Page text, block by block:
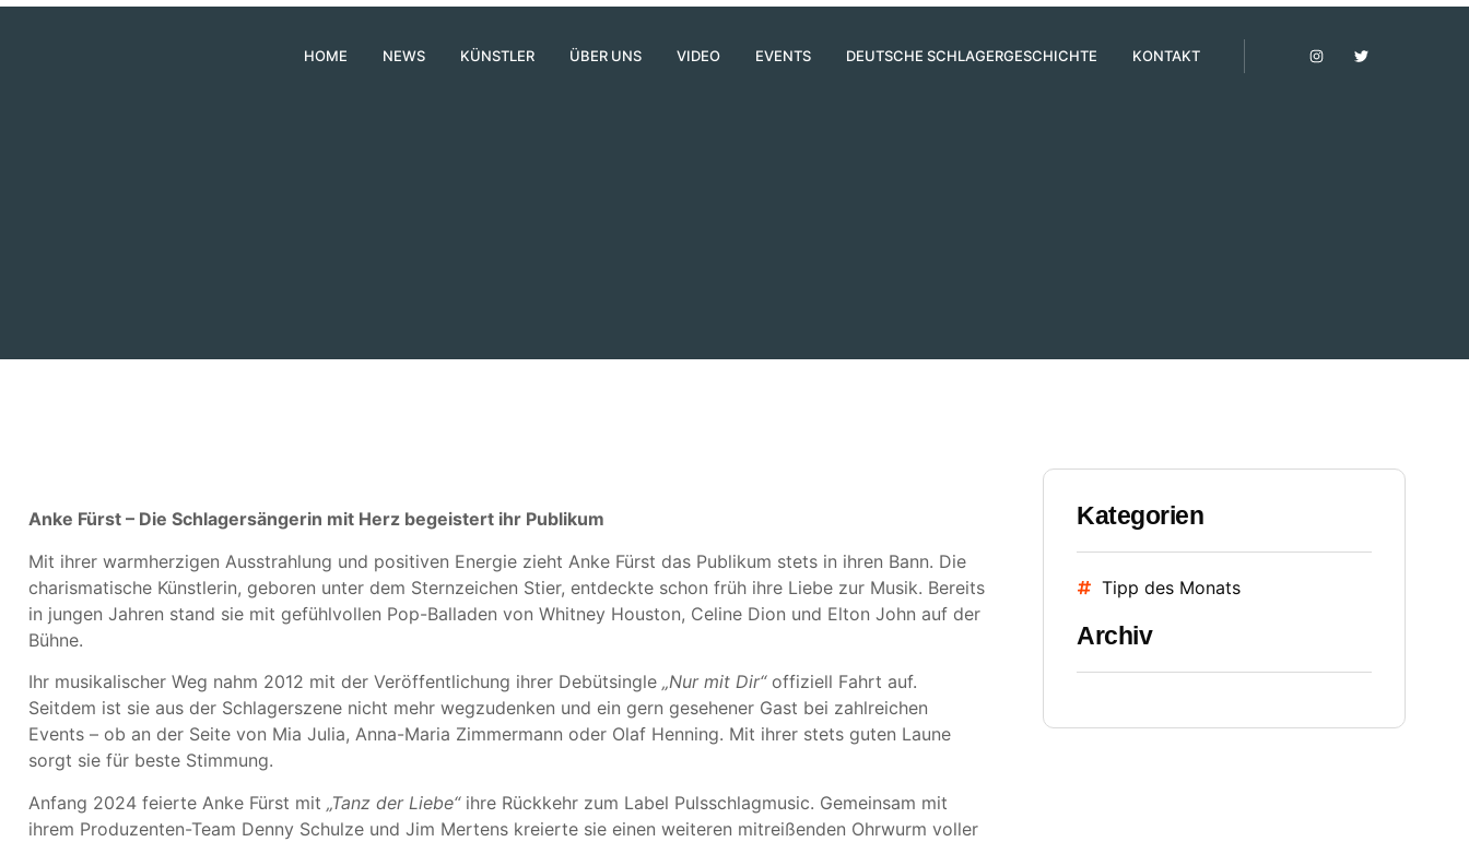
HOME NEWS KÜNSTLER ÜBER UNS VIDEO EVENTS DEUTSCHE SCHLAGERGESCHICHTE KONTAKT
Anke Fürst – Die Schlagersängerin mit Herz begeistert ihr Publikum
Mit ihrer warmherzigen Ausstrahlung und positiven Energie zieht Anke Fürst das Publikum stets in ihren Bann. Die
charismatische Künstlerin, geboren unter dem Sternzeichen Stier, entdeckte schon früh ihre Liebe zur Musik. Bereits
in jungen Jahren stand sie mit gefühlvollen Pop-Balladen von Whitney Houston, Celine Dion und Elton John auf der
Bühne.
Ihr musikalischer Weg nahm 2012 mit der Veröffentlichung ihrer Debütsingle „Nur mit Dir“offiziell Fahrt auf.
Seitdem ist sie aus der Schlagerszene nicht mehr wegzudenken und ein gern gesehener Gast bei zahlreichen
Events – ob an der Seite von Mia Julia, Anna-Maria Zimmermann oder Olaf Henning. Mit ihrer stets guten Laune
sorgt sie für beste Stimmung.
Anfang 2024 feierte Anke Fürst mit „Tanz der Liebe“ihre Rückkehr zum Label Pulsschlagmusic. Gemeinsam mit
ihrem Produzenten-Team Denny Schulze und Jim Mertens kreierte sie einen weiteren mitreißenden Ohrwurm voller
Kategorien
Tipp des Monats
Archiv